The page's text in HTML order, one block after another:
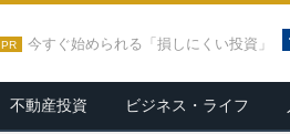
PR 今すぐ始められる「損しにくい投資」
不動産投資 ビジネス・ライフ